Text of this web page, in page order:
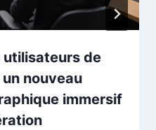
de
nouveau
immersif